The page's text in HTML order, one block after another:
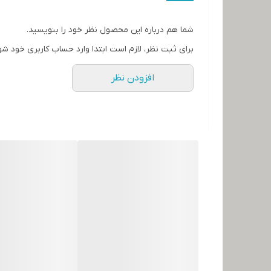
شما هم درباره این محصول نظر خود را بنویسید.
برای ثبت نظر، لازم است ابتدا وارد حساب کاربری خود
افزودن نظر